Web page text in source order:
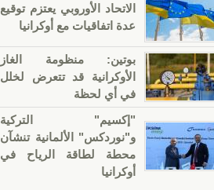
الاتحاد الأوروبي يعتزم توقيع
عدة اتفاقيات مع أوكرانيا
بوتين: منظومة الغاز
الأوكرانية قد تتعرض لخلل
في أي لحظة
"إكسيم" التركية
و"نوردكس" الألمانية تنشآن
محطة لطاقة الرياح في
أوكرانيا